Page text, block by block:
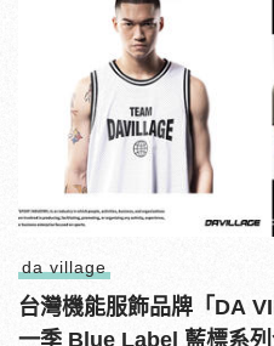
da village
台灣機能服飾品牌「DA
一季 Blue Label 藍標系列